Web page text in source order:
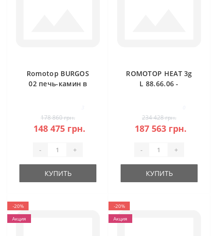
Romotop BURGOS
02 печь-камин в
178 860 грн.
148 475 грн.
- +
КУПИТЬ
ROMOTOP HEAT 3g
L 88.66.06 -
(темная камера)
234 428 грн.
187 563 грн.
- +
КУПИТЬ
-20%
Акция
-20%
Акция